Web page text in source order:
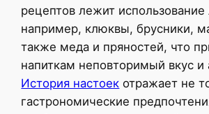
рецептов лежит использование
например, клюквы, брусники,
также меда и пряностей, что
напиткам неповторимый вкус и
История настоек отражает не
гастрономические